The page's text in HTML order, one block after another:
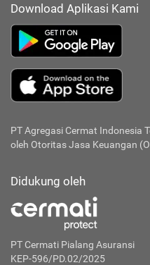
Download Aplikasi Kami
PT Agregasi Cermat Indonesia
oleh Otoritas Jasa Keuangan
Didukung oleh
PT Cermati Pialang Asuransi
KEP-596/PD.02/2025